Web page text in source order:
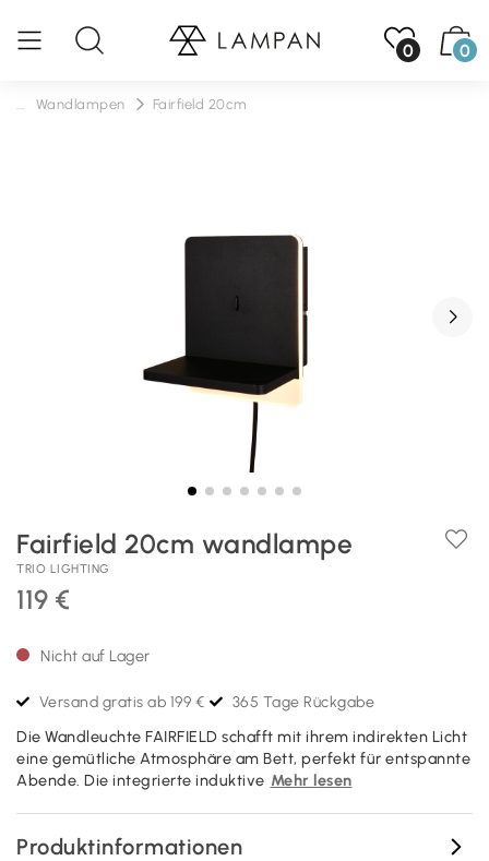
0 0
Wandlampen Fairfield 20cm
Fairfield 20cm wandlampe
TRIO LIGHTING
119 €
Nicht auf Lager
Versand gratis ab 199 € 365 Tage Rückgabe
Die Wandleuchte FAIRFIELD schafft mit ihrem indirekten Licht
eine gemütliche Atmosphäre am Bett, perfekt für entspannte
Abende. Die integrierte induktive Mehr lesen
Produktinformationen